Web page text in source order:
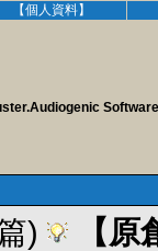
【個人資料】
)
【